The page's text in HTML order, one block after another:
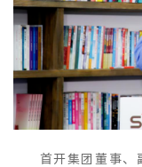
首开集团董事、